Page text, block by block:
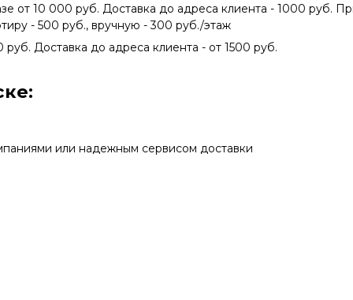
от 10 000 руб. Доставка до адреса клиента - 1000 руб.
- 500 руб., вручную - 300 руб./этаж
руб. Доставка до адреса клиента - от 1500 руб.
или надежным сервисом доставки